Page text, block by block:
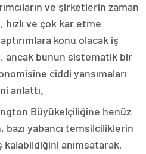
ve şirketlerin zaman
ve çok kar etme
konu olacak iş
ancak bunun sistematik bir
ciddi yansımaları
anlattı.
Büyükelçiliğine henüz
bazı yabancı temsilciliklerin
kalabildiğini anımsatarak,